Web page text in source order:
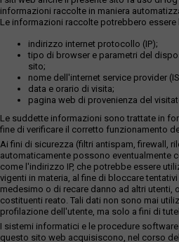
informazioni raccolte in maniera
Le informazioni raccolte potrebbero essere
indirizzo internet protocollo (IP);
tipo di browser e parametri del
sito;
nome dell'internet service provider
data e orario di visita;
pagina web di provenienza del
Le suddette informazioni sono trattate in
fine di verificare il corretto funzionamento
Ai fini di sicurezza (filtri antispam, firewall,
automaticamente possono eventualmente
come l'indirizzo IP, che potrebbe essere
vigenti in materia, al fine di bloccare
medesimo o di recare danno ad altri utenti,
costituenti reato. Tali dati non sono mai
profilazione dell'utente, ma solo a fini di
I sistemi informatici e le procedure
questo sito web acquisiscono, nel corso